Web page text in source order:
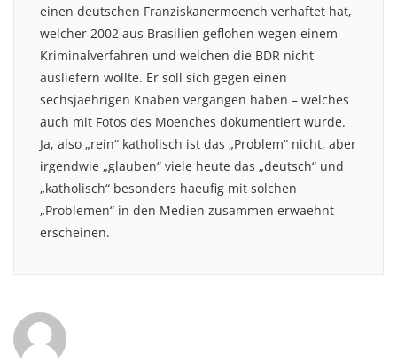
einen deutschen Franziskanermoench verhaftet hat,
welcher 2002 aus Brasilien geflohen wegen einem
Kriminalverfahren und welchen die BDR nicht
ausliefern wollte. Er soll sich gegen einen
sechsjaehrigen Knaben vergangen haben – welches
auch mit Fotos des Moenches dokumentiert wurde.
Ja, also „rein“ katholisch ist das „Problem“ nicht, aber
irgendwie „glauben“ viele heute das „deutsch“ und
„katholisch“ besonders haeufig mit solchen
„Problemen“ in den Medien zusammen erwaehnt
erscheinen.